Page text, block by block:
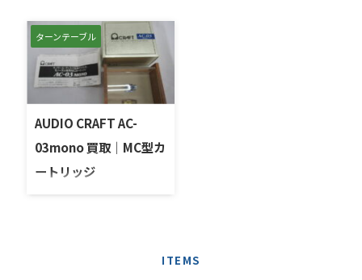
ターンテーブル
AUDIO CRAFT AC-
03mono 買取｜MC型カ
ートリッジ
栃木県真岡市より宅配にて
ITEMS